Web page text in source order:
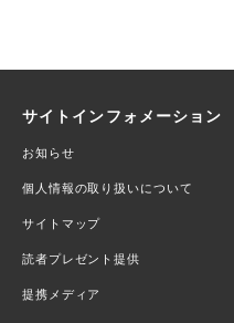
サイトインフォメーション
お知らせ
個人情報の取り扱いについて
サイトマップ
読者プレゼント提供
提携メディア